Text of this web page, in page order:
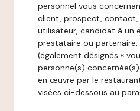
personnel vous
client, prospect,
utilisateur, candidat à un
prestataire ou
(également désignés «
personne(s)
en œuvre par le
visées ci-dessous au